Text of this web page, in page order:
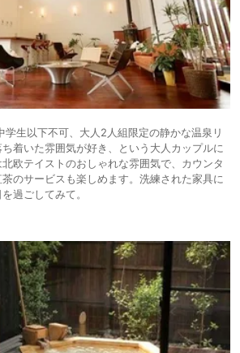
学生以下不可、大人2人組限定の静かな温泉リ
着いた雰囲気が好き、という大人カップルに
欧テイストのおしゃれな雰囲気で、カウンタ
のサービスも楽しめます。洗練された家具に
過ごしてみて。